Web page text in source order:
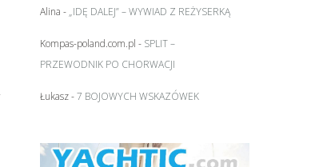
Alina - „IDĘ DALEJ” – WYWIAD Z REŻYSERKĄ
Kompas-poland.com.pl - SPLIT –
PRZEWODNIK PO CHORWACJI
Łukasz-7 BOJOWYCH WSKAZÓWEK